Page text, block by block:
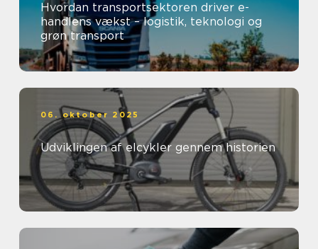
Hvordan transportsektoren driver e-
handlens vækst – logistik, teknologi og
grøn transport
06. oktober 2025
Udviklingen af elcykler gennem historien